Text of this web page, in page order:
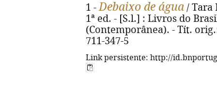
1 -Debaixo de água / Tara
1ª ed. - [S.l.] : Livros do
(Contemporânea). - Tít.
711-347-5
Link persistente: http://